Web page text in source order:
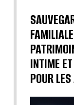
INTIME
POUR